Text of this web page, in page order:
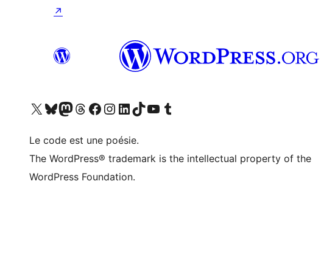
↗
Visitez notre compte X (précédemment Twitter)
Visiter notre compte Bluesky
Visiter notre compte Mastodon
Visiter notre compte Threads
Consulter notre compte Facebook
Consulter notre compte Instagram
Consulter notre compte LinkedIn
Visiter notre compte TokTok
Visiter notre chaîne YouTube
Visiter notre compte Tumblr
Le code est une poésie.
The WordPress® trademark is the intellectual property of the
WordPress Foundation.